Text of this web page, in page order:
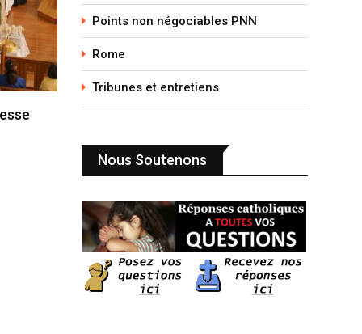
Points non négociables PNN
Rome
Tribunes et entretiens
Nous Soutenons